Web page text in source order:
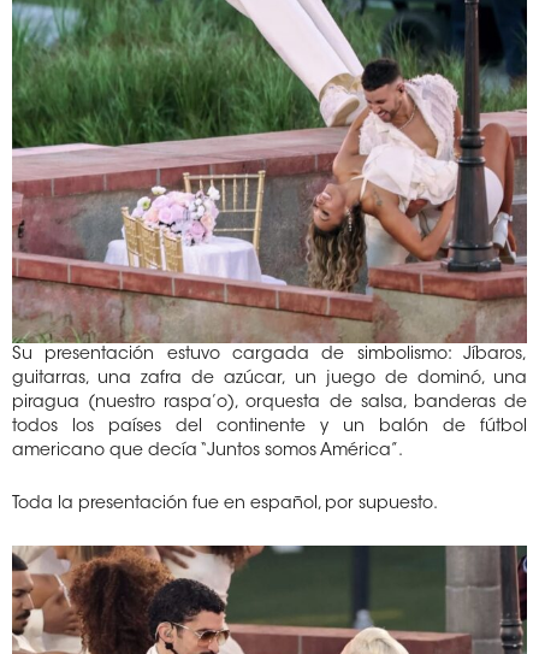
Su presentación estuvo cargada de simbolismo: Jíbaros,
guitarras, una zafra de azúcar, un juego de dominó, una
piragua (nuestro raspa’o), orquesta de salsa, banderas de
todos los países del continente y un balón de fútbol
americano que decía “Juntos somos América”.
Toda la presentación fue en español, por supuesto.